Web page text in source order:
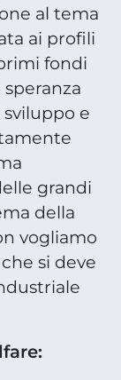
al tema
ai profili
fondi
e
grandi
della
vogliamo
si deve